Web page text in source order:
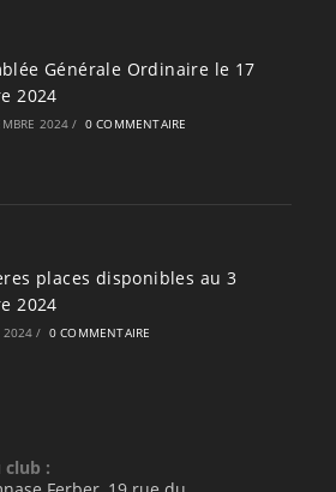
Générale Ordinaire le 17
2024
2024 / 0 COMMENTAIRE
places disponibles au 3
2024
2024 / 0 COMMENTAIRE
club :